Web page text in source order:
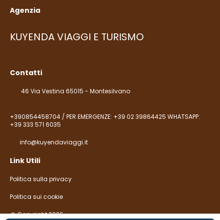
Agenzia
KUYENDA VIAGGI E TURISMO
Contatti
46 Via Vestina 65015 - Montesilvano
+390854458704 / PER EMERGENZE: +39 02 39864425 WHATSAPP:
+39 333 571 6035
info@kuyendaviaggi.it
Link Utili
Politica sulla privacy
Politica sui cookie
@ Copyright 2026